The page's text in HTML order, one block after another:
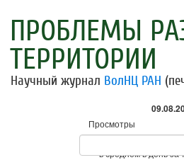
ПРОБЛЕМЫ
ТЕРРИТОРИИ
Научный журнал ВолНЦ РАН
Просмотры
Посетители
* - в среднем в день за